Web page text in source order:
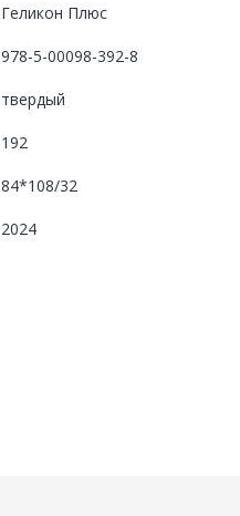
Геликон Плюс
978-5-00098-392-8
твердый
192
84*108/32
2024